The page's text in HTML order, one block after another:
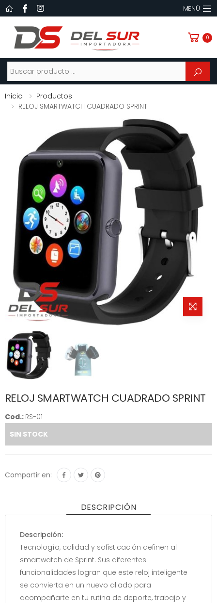
MENÚ
0
Buscar
Inicio
Productos
RELOJ SMARTWATCH CUADRADO SPRINT
RELOJ SMARTWATCH CUADRADO SPRINT
Cod.: RS-01
SIN STOCK
Compartir en:
DESCRIPCIÓN
Descripción:
Tecnología, calidad y sofisticación definen al
smartwatch de Sprint. Sus diferentes
funcionalidades logran que este reloj inteligente
se convierta en un nuevo aliado para
acompañarte en tu rutina de deporte, trabajo y